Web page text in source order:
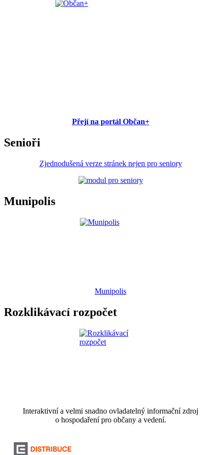
Přejí na portál Občan+
Senioři
Zjednodušená verze stránek nejen pro seniory
Munipolis
Munipolis
Rozklikávací rozpočet
Interaktivní a velmi snadno ovladatelný informační zdroj
o hospodaření pro občany a vedení.